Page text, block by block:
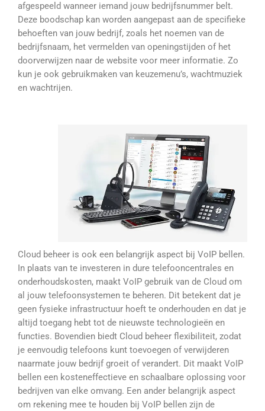
afgespeeld wanneer iemand jouw bedrijfsnummer belt.
Deze boodschap kan worden aangepast aan de specifieke
behoeften van jouw bedrijf, zoals het noemen van de
bedrijfsnaam, het vermelden van openingstijden of het
doorverwijzen naar de website voor meer informatie. Zo
kun je ook gebruikmaken van keuzemenu’s, wachtmuziek
en wachtrijen.
Cloud beheer is ook een belangrijk aspect bij VoIP bellen.
In plaats van te investeren in dure telefooncentrales en
onderhoudskosten, maakt VoIP gebruik van de Cloud om
al jouw telefoonsystemen te beheren. Dit betekent dat je
geen fysieke infrastructuur hoeft te onderhouden en dat je
altijd toegang hebt tot de nieuwste technologieën en
functies. Bovendien biedt Cloud beheer flexibiliteit, zodat
je eenvoudig telefoons kunt toevoegen of verwijderen
naarmate jouw bedrijf groeit of verandert. Dit maakt VoIP
bellen een kosteneffectieve en schaalbare oplossing voor
bedrijven van elke omvang. Een ander belangrijk aspect
om rekening mee te houden bij VoIP bellen zijn de